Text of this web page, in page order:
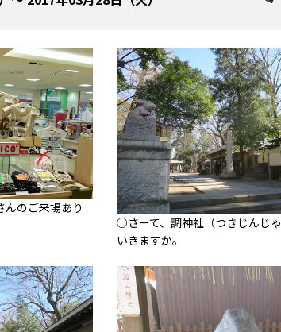
のご来場あり
○さーて、調神社（つきじんじ
いきますか。